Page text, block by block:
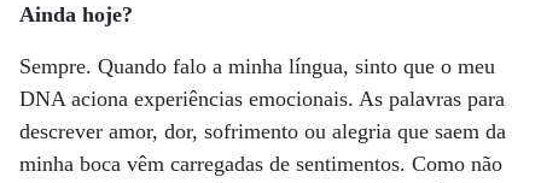
Ainda hoje?
Sempre. Quando falo a minha língua, sinto que o meu
DNA aciona experiências emocionais. As palavras para
descrever amor, dor, sofrimento ou alegria que saem da
minha boca vêm carregadas de sentimentos. Como não